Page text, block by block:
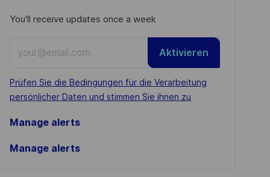
You'll receive updates once a week
Email
address
(Required)
Required
Prüfen Sie die Bedingungen für die Verarbeitung
persönlicher Daten und stimmen Sie ihnen zu
Aktivieren
Manage alerts
Manage alerts